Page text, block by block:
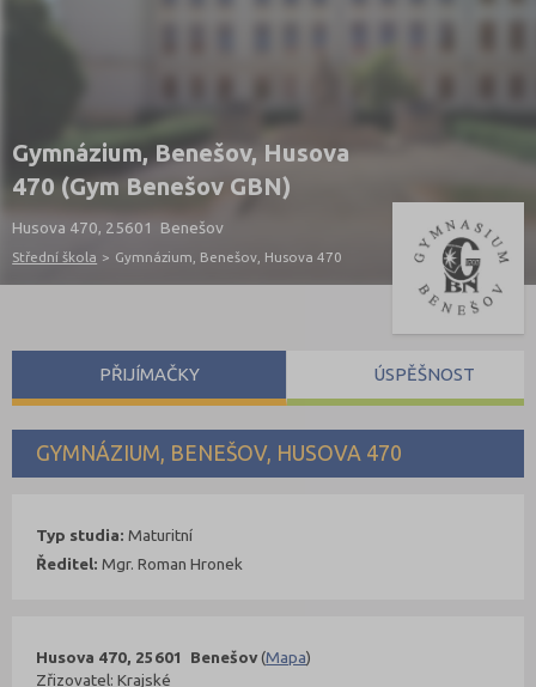
Gymnázium, Benešov, Husova
470 (Gym Benešov GBN)
Husova 470, 25601 Benešov
Střední škola > Gymnázium, Benešov, Husova 470
GYMNÁZIUM, BENEŠOV, HUSOVA 470
Husova 470, 25601 Benešov(Mapa)
Zřizovatel: Krajské
Typ studia: Maturitní
Ředitel: Mgr. Roman Hronek
PŘIJÍMAČKY ÚSPĚŠNOST